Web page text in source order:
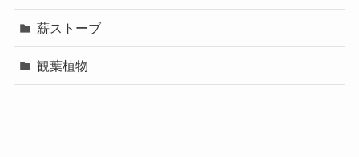
薪ストーブ
観葉植物